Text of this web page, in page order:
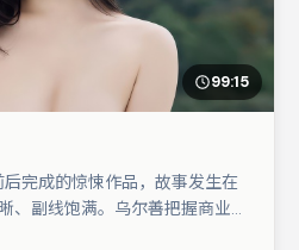
99:15
完成的惊悚作品，故事发生在
、副线饱满。乌尔善把握商业节